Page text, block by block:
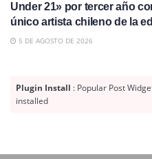
Under 21» por tercer año
único artista chileno de la
5 DE AGOSTO DE 2026
Plugin Install : Popular Post
installed